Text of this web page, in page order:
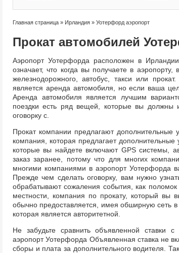
Главная страница » Ирландия » Уотерфорд аэропорт
Прокат автомобилей
Аэропорт Уотерфорда расположен в
означает, что когда вы получаете в
железнодорожного, автобус, такси или
является аренда автомобиля, но если ваша
Аренда автомобиля является лучшим
поездки есть ряд вещей, которые вы должны
оговорку с.
Прокат компании предлагают дополнительные
компания, которая предлагает
которые вы найдете включают GPS системы,
заказ заранее, потому что для многих
многими компаниями в аэропорт Уотерфорда
Прежде чем сделать оговорку, вам нужно
обрабатывают сожаления события, как
местности, компания по прокату, который
обычно предоставляется, имея обширную сеть
которая является авторитетной.
Не забудьте сравнить объявленной ставки
аэропорт Уотерфорда Объявленная ставка не
сборы и плата за дополнительного водителя.